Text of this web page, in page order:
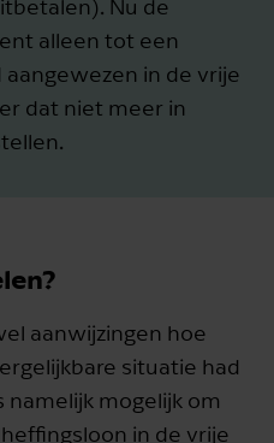
Nu de
alleen tot een
in de vrije
dat niet meer in
aanwijzingen hoe
situatie had
namelijk mogelijk om
in de vrije